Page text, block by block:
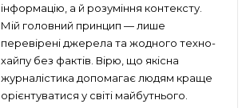
інформацію, а й розуміння контексту.
Мій головний принцип — лише
перевірені джерела та жодного техно-
хайпу без фактів. Вірю, що якісна
журналістика допомагає людям краще
орієнтуватися у світі майбутнього.